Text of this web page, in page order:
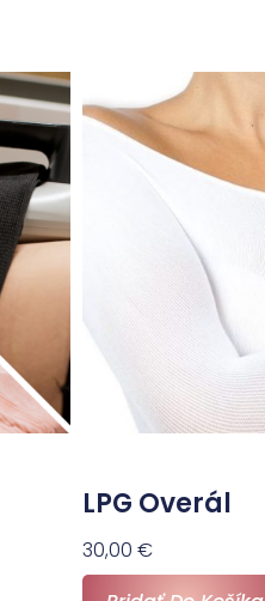
LPG Overál
30,00 €